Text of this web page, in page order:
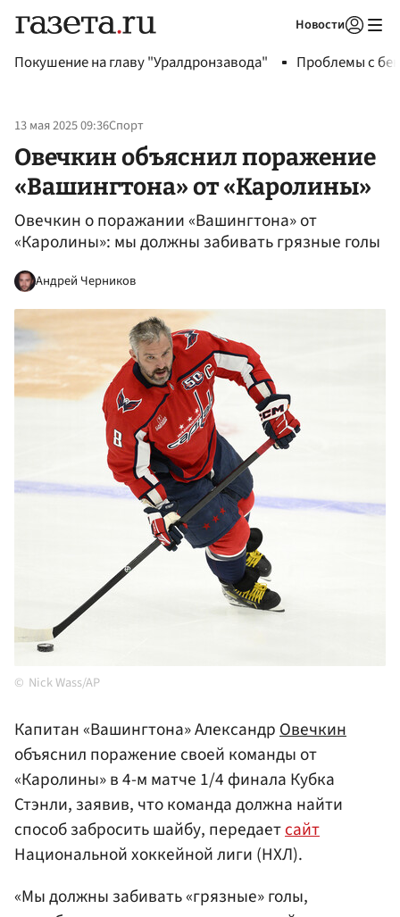
Новости
Покушение на главу "Уралдронзавода" Проблемы с
13 мая 2025 09:36Спорт
Овечкин объяснил поражение
«Вашингтона» от «Каролины»
Овечкин о поражании «Вашингтона» от
«Каролины»: мы должны забивать грязные голы
Андрей Черников
Nick Wass/AP
Капитан «Вашингтона» АлександрОвечкин
объяснил поражение своей команды от
«Каролины» в 4-м матче 1/4 финала Кубка
Стэнли, заявив, что команда должна найти
способ забросить шайбу, передаетсайт
Национальной хоккейной лиги (НХЛ).
«Мы должны забивать «грязные» голы,